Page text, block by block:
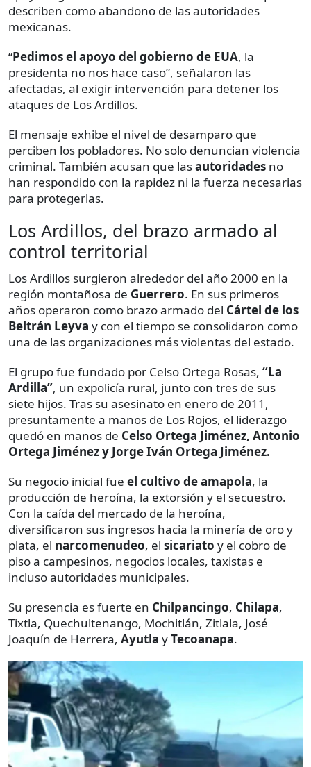
describen como abandono de las autoridades
mexicanas.
“Pedimos el apoyo del gobierno de EUA, la
presidenta no nos hace caso”, señalaron las
afectadas, al exigir intervención para detener los
ataques de Los Ardillos.
El mensaje exhibe el nivel de desamparo que
perciben los pobladores. No solo denuncian violencia
criminal. También acusan que lasautoridades no
han respondido con la rapidez ni la fuerza necesarias
para protegerlas.
Los Ardillos, del brazo armado al
control territorial
Los Ardillos surgieron alrededor del año 2000 en la
región montañosa de Guerrero. En sus primeros
años operaron como brazo armado del Cártel de los
Beltrán Leyva y con el tiempo se consolidaron como
una de las organizaciones más violentas del estado.
El grupo fue fundado por Celso Ortega Rosas, “La
Ardilla”, un expolicía rural, junto con tres de sus
siete hijos. Tras su asesinato en enero de 2011,
presuntamente a manos de Los Rojos, el liderazgo
quedó en manos de Celso Ortega Jiménez, Antonio
Ortega Jiménez y Jorge Iván Ortega Jiménez.
Su negocio inicial fue el cultivo de amapola, la
producción de heroína, la extorsión y el secuestro.
Con la caída del mercado de la heroína,
diversificaron sus ingresos hacia la minería de oro y
plata, el narcomenudeo, el sicariato y el cobro de
piso a campesinos, negocios locales, taxistas e
incluso autoridades municipales.
Su presencia es fuerte en Chilpancingo, Chilapa,
Tixtla, Quechultenango, Mochitlán, Zitlala, José
Joaquín de Herrera, Ayutla yTecoanapa.